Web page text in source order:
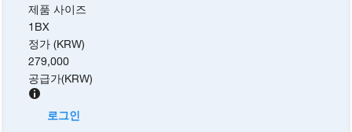
제품 사이즈
1BX
정가 (KRW)
279,000
공급가(KRW)
로그인